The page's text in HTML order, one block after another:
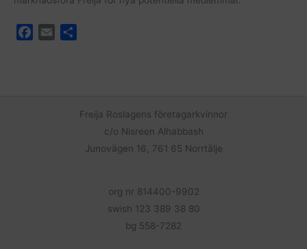
Freija Roslagens företagarkvinnor
c/o Nisreen Alhabbash
Junovägen 16, 761 65 Norrtälje
org nr 814400-9902
swish 123 389 38 80
bg 558-7282